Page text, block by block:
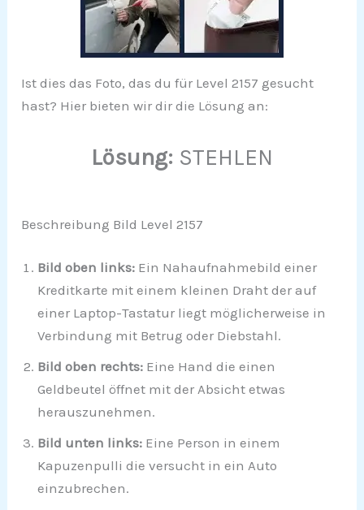
Ist dies das Foto, das du für Level 2157 gesucht
hast? Hier bieten wir dir die Lösung an:
Lösung: STEHLEN
Beschreibung Bild Level 2157
Bild oben links: Ein Nahaufnahmebild einer
Kreditkarte mit einem kleinen Draht der auf
einer Laptop-Tastatur liegt möglicherweise in
Verbindung mit Betrug oder Diebstahl.
Bild oben rechts: Eine Hand die einen
Geldbeutel öffnet mit der Absicht etwas
herauszunehmen.
Bild unten links: Eine Person in einem
Kapuzenpulli die versucht in ein Auto
einzubrechen.